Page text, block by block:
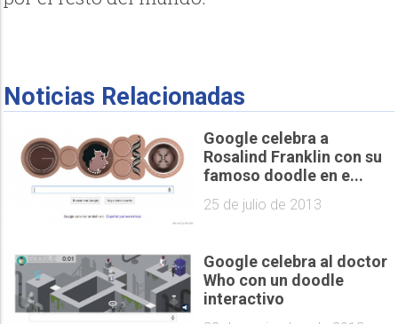
Noticias Relacionadas
Google celebra a
Rosalind Franklin con su
famoso doodle en e...
25 de julio de 2013
Google celebra al doctor
Who con un doodle
interactivo